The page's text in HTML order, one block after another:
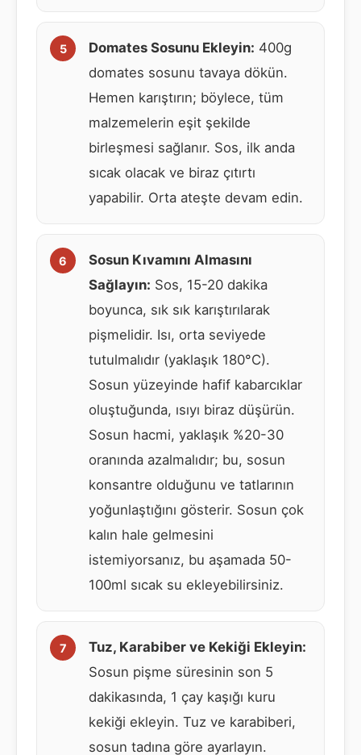
Domates Sosunu Ekleyin: 400g
domates sosunu tavaya dökün.
Hemen karıştırın; böylece, tüm
malzemelerin eşit şekilde
birleşmesi sağlanır. Sos, ilk anda
sıcak olacak ve biraz çıtırtı
yapabilir. Orta ateşte devam edin.
Sosun Kıvamını Almasını
Sağlayın: Sos, 15-20 dakika
boyunca, sık sık karıştırılarak
pişmelidir. Isı, orta seviyede
tutulmalıdır (yaklaşık 180°C).
Sosun yüzeyinde hafif kabarcıklar
oluştuğunda, ısıyı biraz düşürün.
Sosun hacmi, yaklaşık %20-30
oranında azalmalıdır; bu, sosun
konsantre olduğunu ve tatlarının
yoğunlaştığını gösterir. Sosun çok
kalın hale gelmesini
istemiyorsanız, bu aşamada 50-
100ml sıcak su ekleyebilirsiniz.
Tuz, Karabiber ve Kekiği Ekleyin:
Sosun pişme süresinin son 5
dakikasında, 1 çay kaşığı kuru
kekiği ekleyin. Tuz ve karabiberi,
sosun tadına göre ayarlayın.